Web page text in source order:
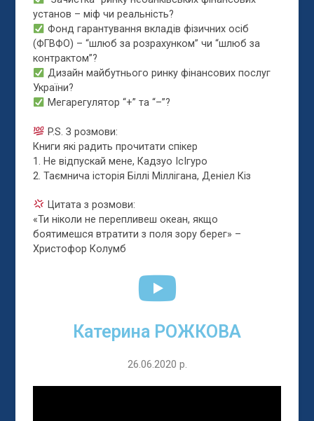
установ – міф чи реальність?
Фонд гарантування вкладів фізичних осіб
(ФГВФО) – “шлюб за розрахунком” чи “шлюб за
контрактом”?
Дизайн майбутнього ринку фінансових послуг
України?
Мегарегулятор “+” та “–”?
P.S. З розмови:
Книги які радить прочитати спікер
1. Не відпускай мене, Кадзуо ІсІгуро
2. Таємнича історія Біллі Міллігана, Деніел Кіз
Цитата з розмови:
«Ти ніколи не перепливеш океан, якщо
боятимешся втратити з поля зору берег» –
Христофор Колумб
Катерина РОЖКОВА
26.06.2020 р.